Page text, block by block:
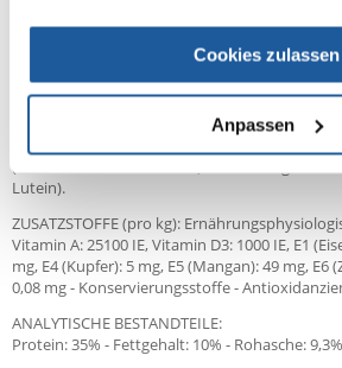
Cookies zulassen
Anpassen
Alleinfuttermittel fur ausgewachsene Katzen
ZUSAMMENSETZUNG:
Geflügelprotein (getrocknet), Mais,
Maiskleberfutter, Weizenkleberfutter*,
(Hüllschichten und Samen), Fischöl,
Lutein).
ZUSATZSTOFFE (pro kg):
Vitamin A: 25100 IE, Vitamin D3: 1000 IE, E1
mg, E4 (Kupfer): 5 mg, E5 (Mangan): 49 mg, E6
0,08 mg - Konservierungsstoffe -
ANALYTISCHE BESTANDTEILE:
Protein: 35% - Fettgehalt: 10% - Rohasche: